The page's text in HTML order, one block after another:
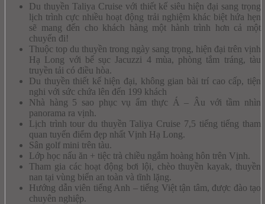
Du thuyền Taliya Cruise với thiết kế siêu hiện đại sang trọng
lịch trình cực nhiều hoạt động trải nghiệm khác biệt hứa hẹn
sẽ mang đến cho khách hàng một hành trình hơn cả một
chuyến đi!
Thuộc top du thuyền trong ngày sang trọng, hiện đại trên vịnh
Hạ Long với bể sục Jacuzzi 4 mùa, phòng tắm tráng, tàu
truyền tải có điều hòa.
Du thuyền thiết kế hiện đại, không gian bài trí cao cấp, tiện
nghi với sức chứa lên đến 199 khách
Nhà hàng 5 sao phục vụ ẩm thực Á – Âu với tầm nhìn
panorama ra vịnh.
Lịch trình tour du thuyền Taliya Cruise 7,5 tiếng tiếng tham
quan tuyến điểm đẹp nhất Vịnh Hạ Long.
Sân golf mini trên tàu.
Lớp học nấu ăn + tiệc trà chiều ngắm hoàng hôn trên Vịnh.
Tham gia các hoạt động bơi lội, chèo thuyền kayak, thuyền
nan tại vùng biển an toàn và tĩnh lặng.
Hướng dẫn viên tiếng Anh – tiếng Việt tận tâm, được đào tạo
chuyên nghiệp.